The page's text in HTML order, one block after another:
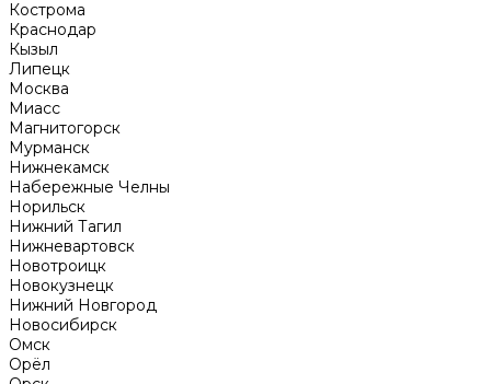
Кострома
Краснодар
Кызыл
Липецк
Москва
Миасс
Магнитогорск
Мурманск
Нижнекамск
Набережные Челны
Норильск
Нижний Тагил
Нижневартовск
Новотроицк
Новокузнецк
Нижний Новгород
Новосибирск
Омск
Орёл